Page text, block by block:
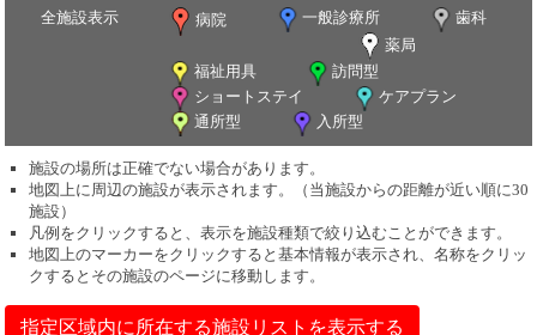
全施設表示 病院 一般診療所
歯科
薬局
福祉用具
訪問型
ショートステイ
ケアプラン
通所型
入所型
施設の場所は正確でない場合があります。
地図上に周辺の施設が表示されます。（当施設からの距離が近い順に30
施設）
凡例をクリックすると、表示を施設種類で絞り込むことができます。
地図上のマーカーをクリックすると基本情報が表示され、名称をクリッ
クするとその施設のページに移動します。
指定区域内に所在する施設リストを表示する